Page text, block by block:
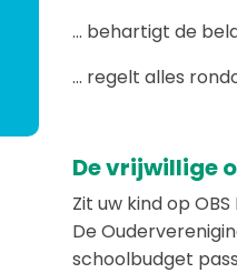
… behartigt de
… regelt alles
De vrijwillige
Zit uw kind op
De
schoolbudget